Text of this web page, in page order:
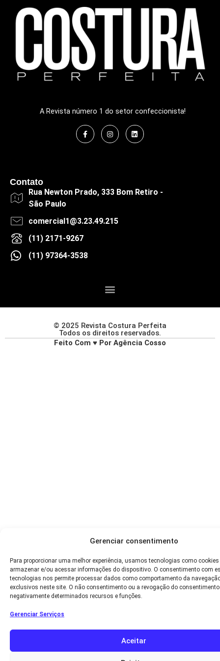
Gerenciar consentimento
Para proporcionar uma melhor experiência, usamos tecnologias como cookies
armazenar e/ou acessar informações do dispositivo. O consentimento com
tecnologias nos permite processar dados como comportamento da
exclusivos neste site. O não consentimento ou a revogação do
negativamente determinados recursos e funções.
Gerenciar Serviços
Aceitar
A Revista número 1 do setor confeccionista!
Contato
Rua Newton Prado, 333 Bom Retiro -
São Paulo
comercial1@3.23.49.215
(11) 2171-9267
(11) 97364-3538
© 2025 Revista Costura Perfeita
Todos os direitos reservados.
Feito Com ♥ Por Agência Cosso